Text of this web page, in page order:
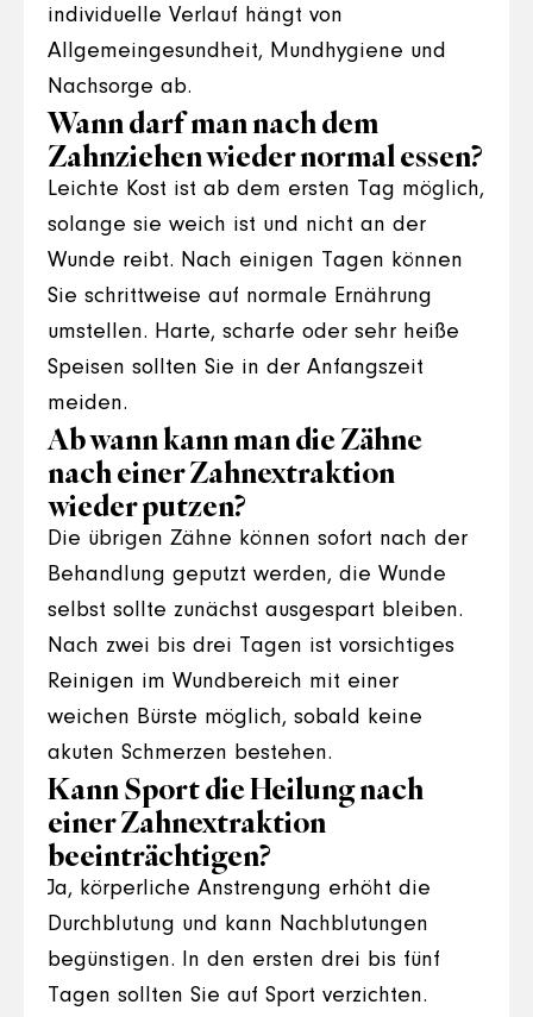
individuelle Verlauf hängt von
Allgemeingesundheit, Mundhygiene und
Nachsorge ab.
Wann darf man nach dem
Zahnziehen wieder normal essen?
Leichte Kost ist ab dem ersten Tag möglich,
solange sie weich ist und nicht an der
Wunde reibt. Nach einigen Tagen können
Sie schrittweise auf normale Ernährung
umstellen. Harte, scharfe oder sehr heiße
Speisen sollten Sie in der Anfangszeit
meiden.
Ab wann kann man die Zähne
nach einer Zahnextraktion
wieder putzen?
Die übrigen Zähne können sofort nach der
Behandlung geputzt werden, die Wunde
selbst sollte zunächst ausgespart bleiben.
Nach zwei bis drei Tagen ist vorsichtiges
Reinigen im Wundbereich mit einer
weichen Bürste möglich, sobald keine
akuten Schmerzen bestehen.
Kann Sport die Heilung nach
einer Zahnextraktion
beeinträchtigen?
Ja, körperliche Anstrengung erhöht die
Durchblutung und kann Nachblutungen
begünstigen. In den ersten drei bis fünf
Tagen sollten Sie auf Sport verzichten.